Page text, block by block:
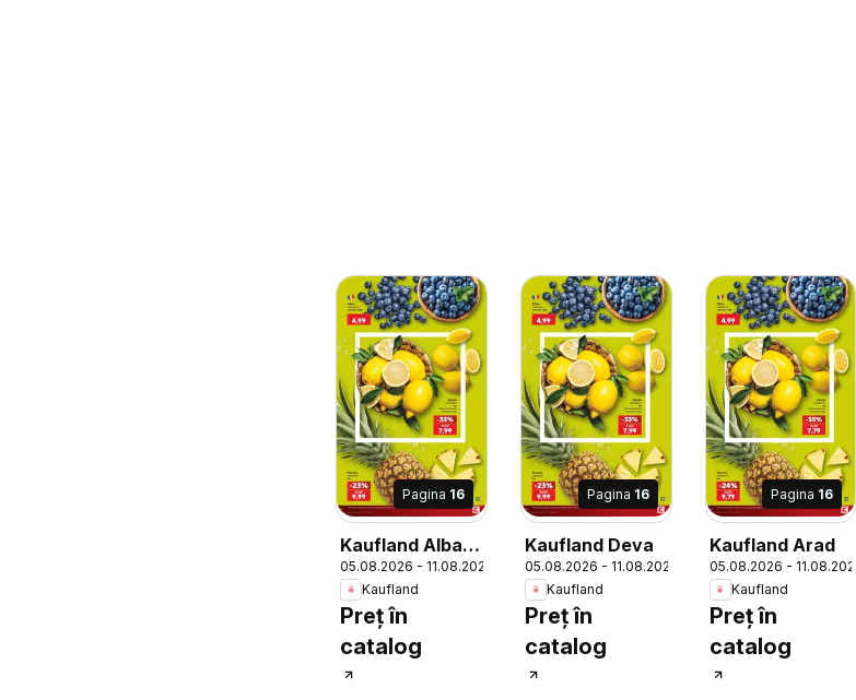
Pagina 16
Kaufland Alba
Iulia
05.08.2026 - 11.08.2026
Kaufland
Preț în
catalog
Pagina 16
Kaufland Deva
05.08.2026 - 11.08.2026
Kaufland
Preț în
catalog
Pagina 16
Kaufland Arad
05.08.2026 - 11.08.2026
Kaufland
Preț în
catalog